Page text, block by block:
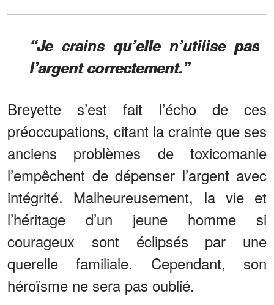
“Je crains qu’elle n’utilise pas
l’argent correctement.”
Breyette s’est fait l’écho de ces
préoccupations, citant la crainte que ses
anciens problèmes de toxicomanie
l’empêchent de dépenser l’argent avec
intégrité. Malheureusement, la vie et
l’héritage d’un jeune homme si
courageux sont éclipsés par une
querelle familiale. Cependant, son
héroïsme ne sera pas oublié.